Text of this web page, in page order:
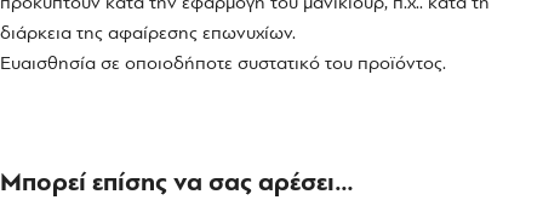
διάρκεια της αφαίρεσης επωνυχίων.
Ευαισθησία σε οποιοδήποτε συστατικό του προϊόντος.
Μπορεί επίσης να σας αρέσει…